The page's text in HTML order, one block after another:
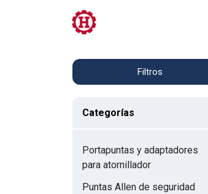
Filtros
Categorías
Portapuntas y adaptadores
para atornillador
Puntas Allen de seguridad